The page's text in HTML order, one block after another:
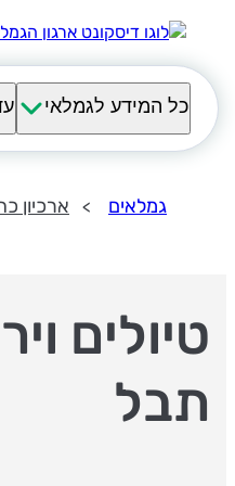
כל המידע לגמלאי
גמלאים ארכיון
טיולים
תבל